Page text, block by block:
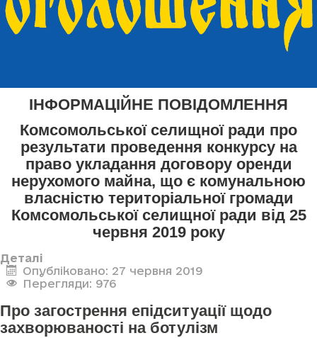
ІНФОРМАЦІЙНЕ ПОВІДОМЛЕННЯ
Комсомольської селищної ради про
результати проведення конкурсу на
право укладання договору оренди
нерухомого майна, що є комунальною
власністю територіальної громади
Комсомольської селищної ради від 25
червня 2019 року
Деталі
Опубліковано: 27 червня 2019
Перегляди: 976
Про загострення епідситуації щодо
захворюваності на ботулізм